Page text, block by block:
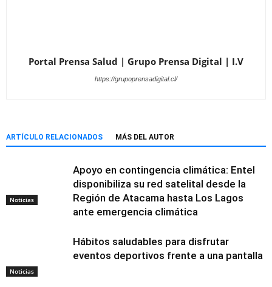
Portal Prensa Salud | Grupo Prensa Digital | I.V
https://grupoprensadigital.cl/
ARTÍCULO RELACIONADOS MÁS DEL AUTOR
Noticias
Apoyo en contingencia climática: Entel
disponibiliza su red satelital desde la
Región de Atacama hasta Los Lagos
ante emergencia climática
Noticias
Hábitos saludables para disfrutar
eventos deportivos frente a una pantalla